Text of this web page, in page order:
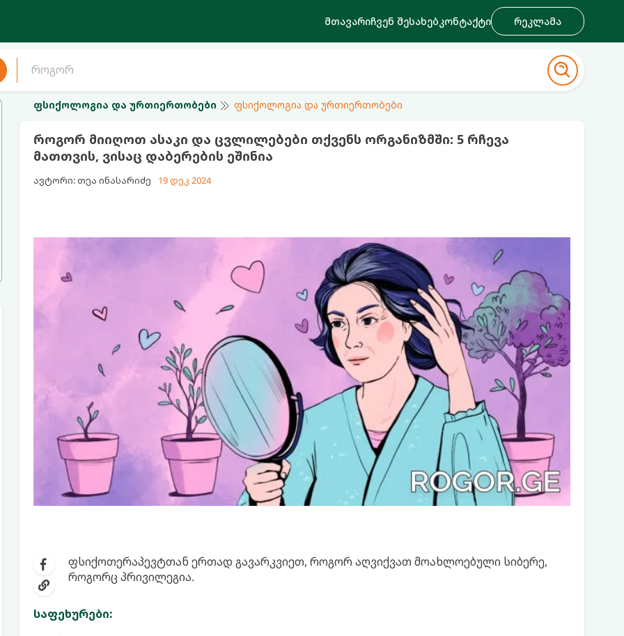
მთავარიჩვენ შესახებკონტაქტი რეკლამა
ფსიქოლოგია და ურთიერთობები ფსიქოლოგია და ურთიერთობები
როგორ მიიღოთ ასაკი და ცვლილებები თქვენს ორგანიზმში: 5 რჩევა
მათთვის, ვისაც დაბერების ეშინია
ავტორი: თეა ინასარიძე 19 დეკ 2024
ფსიქოთერაპევტთან ერთად გავარკვიეთ, როგორ აღვიქვათ მოახლოებული სიბერე,
როგორც პრივილეგია.
საფეხურები: